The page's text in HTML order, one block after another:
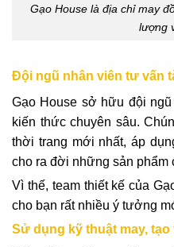
Gạo House là địa chỉ may
lượng
Đội ngũ nhân viên tư vấn
Gạo House sở hữu đội
kiến thức chuyên sâu.
thời trang mới nhất, áp
cho ra đời những sản phẩm
Vì thế, team thiết kế của
cho bạn rất nhiều ý tưởng
Sử dụng kỹ thuật may, tạo